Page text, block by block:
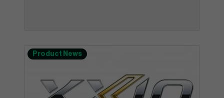
Product News